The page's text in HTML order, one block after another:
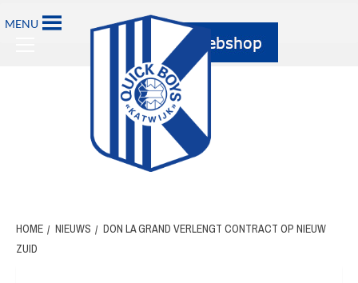
MENU
HOME NIEUWS
DON LA GRAND VERLENGT CONTRACT OP NIEUW
ZUID